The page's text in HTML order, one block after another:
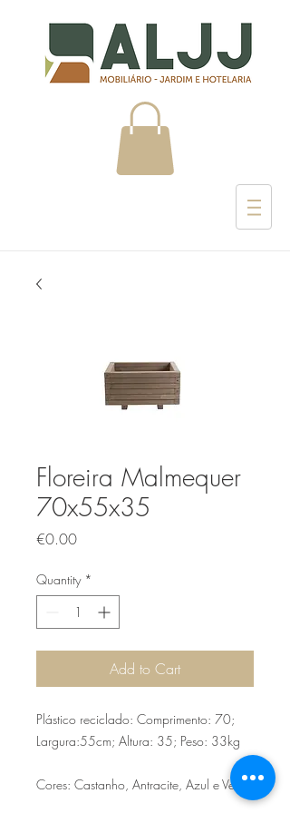
Floreira Malmequer
70x55x35
€0.00Price
Quantity *
Add to Cart
Plástico reciclado: Comprimento: 70;
Largura:55cm; Altura: 35; Peso: 33kg
Cores: Castanho, Antracite, Azul e Verde